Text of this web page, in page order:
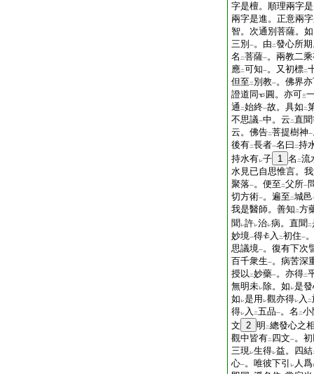
字是檀。順理兩字
兩字是進。正意兩
智。次通別菩薩。如
三別 一。由 二發心所
名 二菩薩一。兩教二
應二可知一。又初標二
但至 二 別教一。佛界
證道同
圓。亦可三
通 二始終一故。具如 二
不思議一中。云 二直
云。佛告二菩提樹神一
後有二長者一名曰 二持
持水有レ子 1 名 二流
水見已自思惟言。
聚落一。便至 二父所一
切方術一。遍至 二城邑
我是醫師。善知 二方
聞 レ許レ治レ病。直聞 二
妙境一得 入 二初住一
思議境一。復有下次
百千衆生一。病苦深
授以 二妙藥一。亦得二
無明未レ除。如 レ是
如 レ是用 レ觀亦得レ 入 二
得レ 入 二五品一。名 二小
文 2 明 二總發心之
觀中皆有二 四文一。
三現レ生得レ益。四結
心一。唯彼下引 レ 人爲